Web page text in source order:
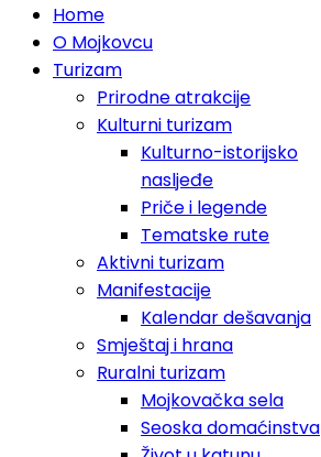
Home
O Mojkovcu
Turizam
Prirodne atrakcije
Kulturni turizam
Kulturno-istorijsko
nasljeđe
Priče i legende
Tematske rute
Aktivni turizam
Manifestacije
Kalendar dešavanja
Smještaj i hrana
Ruralni turizam
Mojkovačka sela
Seoska domaćinstva